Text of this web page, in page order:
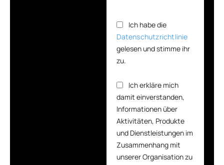
Ich habe die
Datenschutzrichtlinie
gelesen und stimme ihr
zu.
Ich erkläre mich
damit einverstanden,
Informationen über
Aktivitäten, Produkte
und Dienstleistungen im
Zusammenhang mit
unserer Organisation zu